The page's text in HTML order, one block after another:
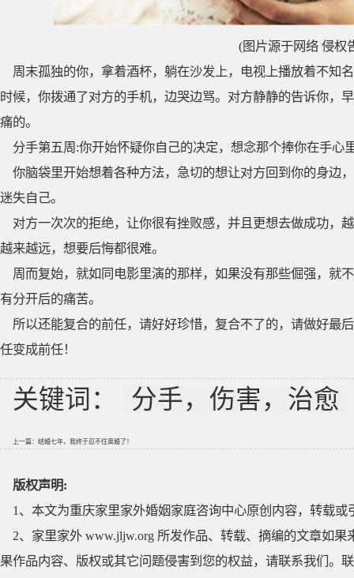
(图片源于网络 侵权
周末孤独的你，拿着酒杯，躺在沙发上，电视上播放着不知
时候，你拨通了对方的手机，边哭边骂。对方静静的告诉你，
痛的。
分手第五周:你开始怀疑你自己的决定，想念那个捧你在手心
你脑袋里开始想着各种方法，急切的想让对方回到你的身边
迷失自己。
对方一次次的拒绝，让你很有挫败感，并且更想去做成功，
越来越远，想要后悔都很难。
周而复始，就如同电影里演的那样，如果没有那些倔强，就
有分开后的痛苦。
所以还能复合的前任，请好好珍惜，复合不了的，请做好最
任变成前任！
关键词： 分手，伤害，治愈
上一篇： 结婚七年，我终于忍不住离婚了！
版权声明:
1、本文为重庆家里家外婚姻家庭咨询中心原创内容，转载
2、家里家外 www.jljw.org 所发作品、转载、摘编的文章如
果作品内容、版权或其它问题侵害到您的权益，请联系我们。